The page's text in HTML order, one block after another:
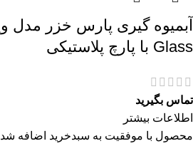
Glass با پارچ پلاستیکی
تماس بگیرید
اطلاعات بیشتر
محصول با موفقیت به سبدخرید اضافه